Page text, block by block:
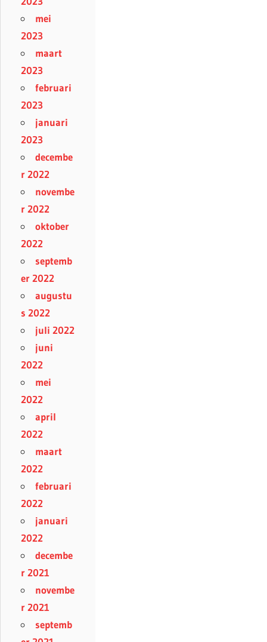
mei
2023
maart
2023
februari
2023
januari
2023
decembe
r 2022
novembe
r 2022
oktober
2022
septemb
er 2022
augustu
s 2022
juli 2022
juni
2022
mei
2022
april
2022
maart
2022
februari
2022
januari
2022
decembe
r 2021
novembe
r 2021
septemb